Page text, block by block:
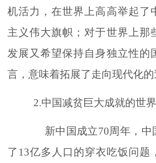
机活力，在世界上高高举起了
主义伟大旗帜；对于世界上那
发展又希望保持自身独立性的
言，意味着拓展了走向现代化的
2.中国减贫巨大成就的世
新中国成立70周年，中
了 13亿多人口的穿衣吃饭问题